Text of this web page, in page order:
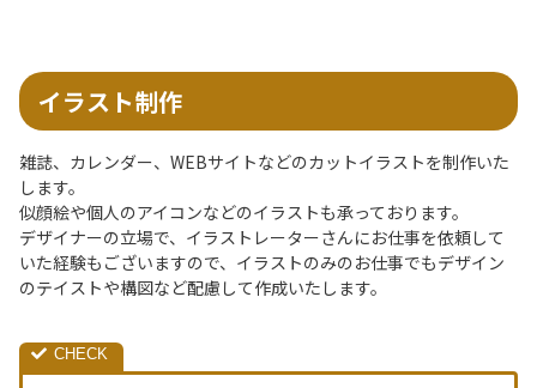
イラスト制作
雑誌、カレンダー、WEBサイトなどのカットイラストを制作いた
します。
似顔絵や個人のアイコンなどのイラストも承っております。
デザイナーの立場で、イラストレーターさんにお仕事を依頼して
いた経験もございますので、イラストのみのお仕事でもデザイン
のテイストや構図など配慮して作成いたします。